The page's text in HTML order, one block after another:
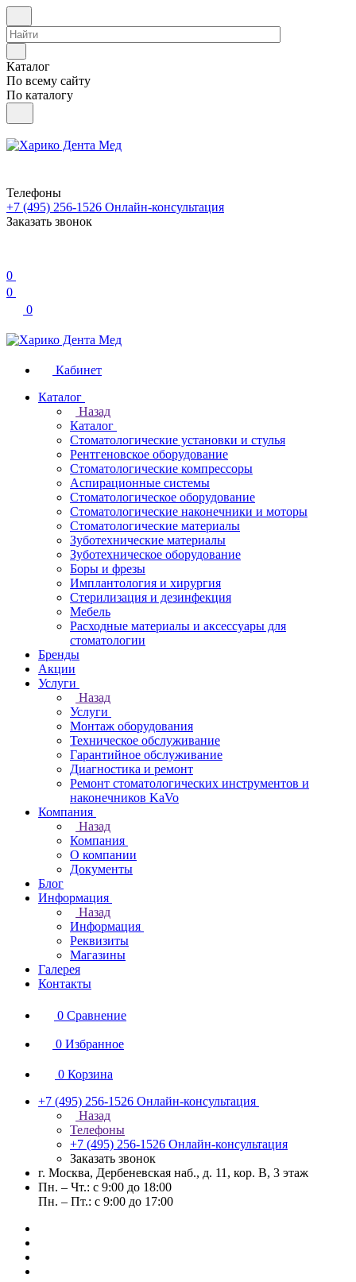
Каталог
По всему сайту
По каталогу
Телефоны
+7 (495) 256-1526 Онлайн-консультация
Заказать звонок
0
0
0
Кабинет
Каталог
Назад
Каталог
Стоматологические установки и стулья
Рентгеновское оборудование
Стоматологические компрессоры
Аспирационные системы
Стоматологическое оборудование
Стоматологические наконечники и моторы
Стоматологические материалы
Зуботехнические материалы
Зуботехническое оборудование
Боры и фрезы
Имплантология и хирургия
Стерилизация и дезинфекция
Мебель
Расходные материалы и аксессуары для
стоматологии
Бренды
Акции
Услуги
Назад
Услуги
Монтаж оборудования
Техническое обслуживание
Гарантийное обслуживание
Диагностика и ремонт
Ремонт стоматологических инструментов и
наконечников KaVo
Компания
Назад
Компания
О компании
Документы
Блог
Информация
Назад
Информация
Реквизиты
Магазины
Галерея
Контакты
0 Сравнение
0 Избранное
0 Корзина
+7 (495) 256-1526 Онлайн-консультация
Назад
Телефоны
+7 (495) 256-1526 Онлайн-консультация
Заказать звонок
г. Москва, Дербеневская наб., д. 11, кор. В, 3 этаж
Пн. – Чт.: с 9:00 до 18:00
Пн. – Пт.: с 9:00 до 17:00